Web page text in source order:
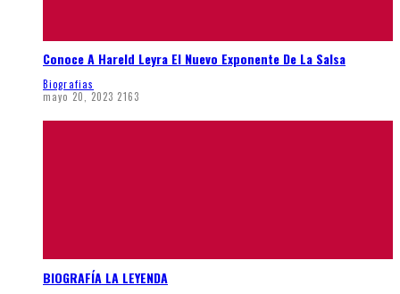
Conoce A Hareld Leyra El Nuevo Exponente De La Salsa
Biografias
mayo 20, 2023 2163
BIOGRAFÍA LA LEYENDA